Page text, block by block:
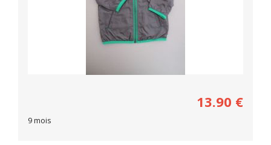
13.90 €
9 mois